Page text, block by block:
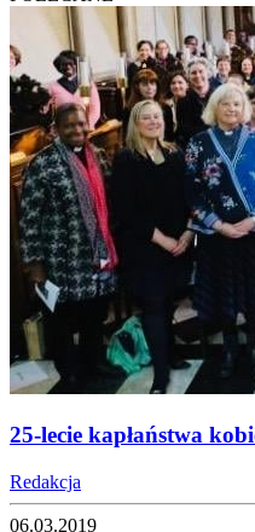
25-lecie kapłaństwa
Redakcja
06.03.2019